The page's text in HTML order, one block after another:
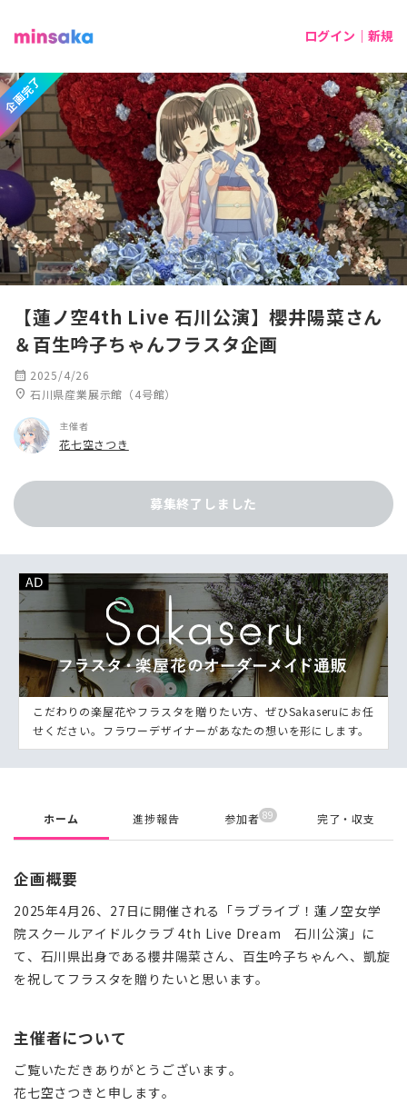
ログイン｜新規
企画完了
【蓮ノ空4th Live 石川公演】櫻井陽菜さん
＆百生吟子ちゃんフラスタ企画
calendar_month 2025/4/26
location_on 石川県産業展示館（4号館）
主催者
花七空さつき
募集終了しました
こだわりの楽屋花やフラスタを贈りたい方、ぜひSakaseruにお任
せください。フラワーデザイナーがあなたの想いを形にします。
ホーム 進捗報告 参加者 89 完了・収支
企画概要
2025年4月26、27日に開催される「ラブライブ！蓮ノ空女学
院スクールアイドルクラブ 4th Live Dream 石川公演」に
て、石川県出身である櫻井陽菜さん、百生吟子ちゃんへ、凱旋
を祝してフラスタを贈りたいと思います。
主催者について
ご覧いただきありがとうございます。
花七空さつきと申します。